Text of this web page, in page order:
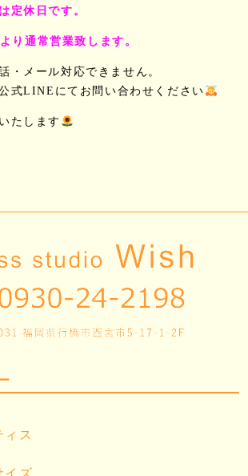
定休日です。
り通常営業致します。
・メール対応できません。
式LINEにてお問い合わせください
たします
ィス